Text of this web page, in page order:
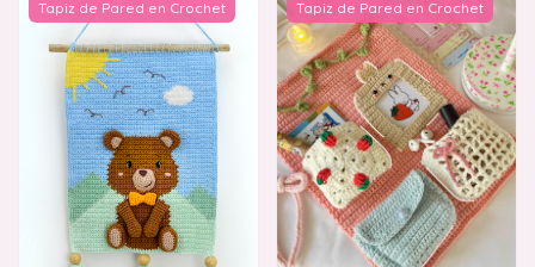
Tapiz de Pared en Crochet Tapiz de Pared en Crochet